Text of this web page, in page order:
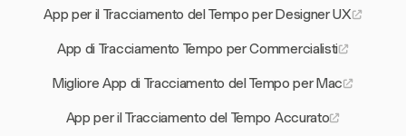
App per il Tracciamento del Tempo per Designer UX
App di Tracciamento Tempo per Commercialisti
Migliore App di Tracciamento del Tempo per Mac
App per il Tracciamento del Tempo Accurato